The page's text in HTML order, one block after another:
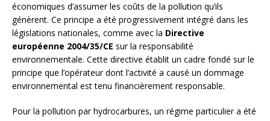
économiques d’assumer les coûts de la pollution qu’ils
génèrent. Ce principe a été progressivement intégré dans les
législations nationales, comme avec la Directive
européenne 2004/35/CE sur la responsabilité
environnementale. Cette directive établit un cadre fondé sur le
principe que l’opérateur dont l’activité a causé un dommage
environnemental est tenu financièrement responsable.
Pour la pollution par hydrocarbures, un régime particulier a été